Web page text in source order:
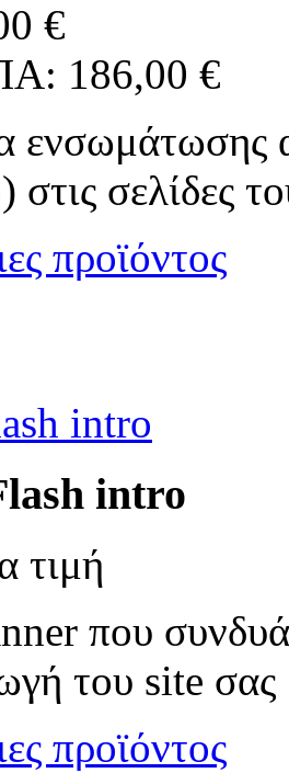
€
186,00 €
ενσωμάτωσης
σελίδες
προϊόντος
intro
intro
τιμή
που
του site σας
προϊόντος